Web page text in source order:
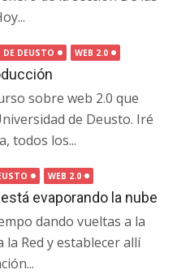
DE DEUSTO WEB 2.0
sobre web 2.0 que
de Deusto. Iré
todos los...
WEB 2.0
evaporando la nube
dando vueltas a la
Red y establecer allí